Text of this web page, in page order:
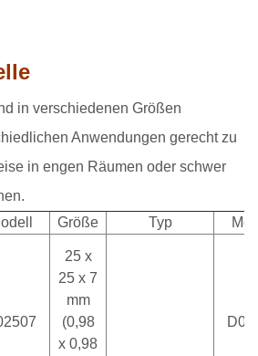
in verschiedenen Größen
Anwendungen gerecht zu
in engen Räumen oder schwer
Größe Typ
25 x
25 x 7
mm
(0,98
x 0,98